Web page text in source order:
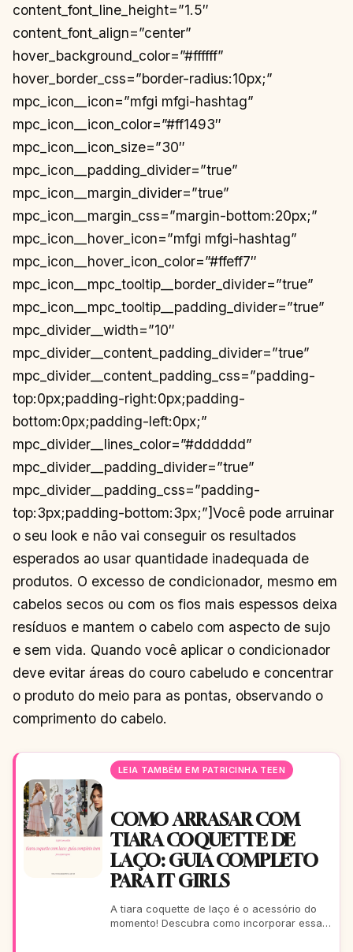
content_font_line_height=”1.5″
content_font_align=”center”
hover_background_color=”#ffffff”
hover_border_css=”border-radius:10px;”
mpc_icon__icon=”mfgi mfgi-hashtag”
mpc_icon__icon_color=”#ff1493″
mpc_icon__icon_size=”30″
mpc_icon__padding_divider=”true”
mpc_icon__margin_divider=”true”
mpc_icon__margin_css=”margin-bottom:20px;”
mpc_icon__hover_icon=”mfgi mfgi-hashtag”
mpc_icon__hover_icon_color=”#ffeff7″
mpc_icon__mpc_tooltip__border_divider=”true”
mpc_icon__mpc_tooltip__padding_divider=”true”
mpc_divider__width=”10″
mpc_divider__content_padding_divider=”true”
mpc_divider__content_padding_css=”padding-
top:0px;padding-right:0px;padding-
bottom:0px;padding-left:0px;”
mpc_divider__lines_color=”#dddddd”
mpc_divider__padding_divider=”true”
mpc_divider__padding_css=”padding-
top:3px;padding-bottom:3px;”]Você pode arruinar
o seu look e não vai conseguir os resultados
esperados ao usar quantidade inadequada de
produtos. O excesso de condicionador, mesmo em
cabelos secos ou com os fios mais espessos deixa
resíduos e mantem o cabelo com aspecto de sujo
e sem vida. Quando você aplicar o condicionador
deve evitar áreas do couro cabeludo e concentrar
o produto do meio para as pontas, observando o
comprimento do cabelo.
LEIA TAMBÉM EM PATRICINHA TEEN
COMO ARRASAR COM
TIARA COQUETTE DE
LAÇO: GUIA COMPLETO
PARA IT GIRLS
A tiara coquette de laço é o acessório do
momento! Descubra como incorporar essa